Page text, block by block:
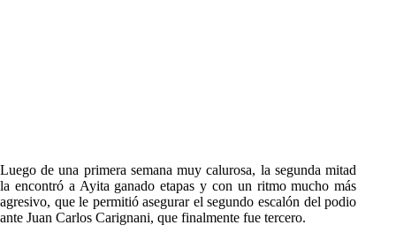
Luego de una primera semana muy calurosa, la segunda mitad
la encontró a Ayita ganado etapas y con un ritmo mucho más
agresivo, que le permitió asegurar el segundo escalón del podio
ante Juan Carlos Carignani, que finalmente fue tercero.